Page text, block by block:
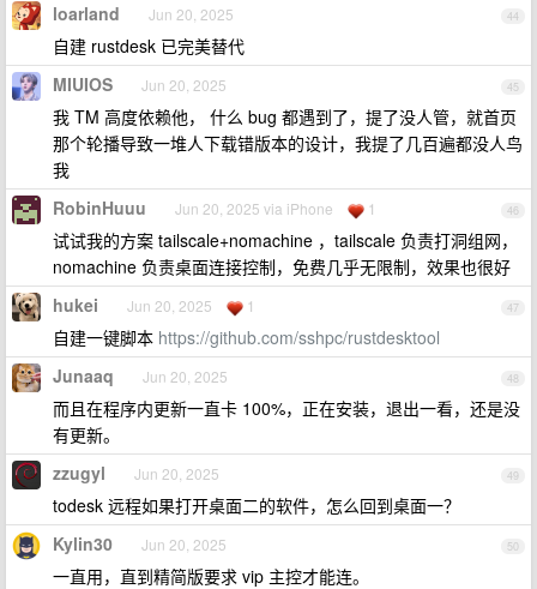
44
loarland Jun 20, 2025
自建 rustdesk 已完美替代
45
MIUIOS Jun 20, 2025
我 TM 高度依赖他， 什么 bug 都遇到了，提了没人管，就首页
那个轮播导致一堆人下载错版本的设计，我提了几百遍都没人鸟
我
46
RobinHuuu Jun 20, 2025 via iPhone 1
试试我的方案 tailscale+nomachine ，tailscale 负责打洞组网，
nomachine 负责桌面连接控制，免费几乎无限制，效果也很好
47
hukei Jun 20, 2025 1
自建一键脚本 https://github.com/sshpc/rustdesktool
48
Junaaq Jun 20, 2025
而且在程序内更新一直卡 100%，正在安装，退出一看，还是没
有更新。
49
zzugyl Jun 20, 2025
todesk 远程如果打开桌面二的软件，怎么回到桌面一？
50
Kylin30 Jun 20, 2025
一直用，直到精简版要求 vip 主控才能连。